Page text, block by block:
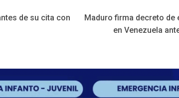
de su cita con
Maduro firma decreto
en Venezuela